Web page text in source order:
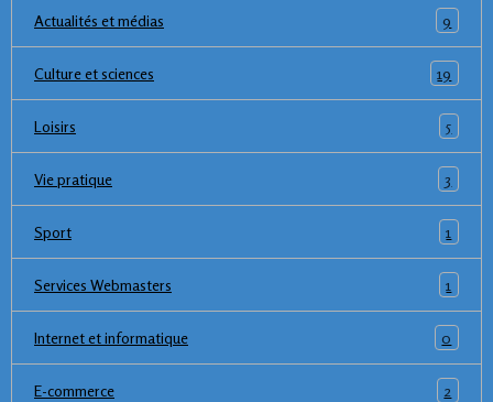
Actualités et médias 9
Culture et sciences 19
Loisirs 5
Vie pratique 3
Sport 1
Services Webmasters 1
Internet et informatique 0
E-commerce 2